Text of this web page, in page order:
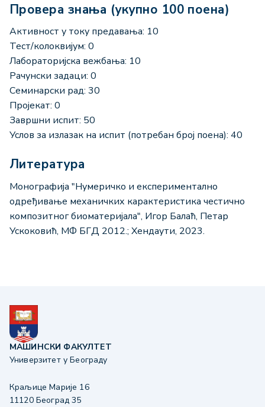
Провера знања (укупно 100 поена)
Активност у току предавања: 10
Тест/колоквијум: 0
Лабораторијска вежбања: 10
Рачунски задаци: 0
Семинарски рад: 30
Пројекат: 0
Завршни испит: 50
Услов за излазак на испит (потребан број поена): 40
Литература
Монографија "Нумеричко и експериментално
одређивање механичких карактеристика честично
композитног биоматеријала", Игор Балаћ, Петар
Ускоковић, МФ БГД 2012.; Хендаути, 2023.
МАШИНСКИ ФАКУЛТЕТ
Универзитет у Београду
Краљице Марије 16
11120 Београд 35